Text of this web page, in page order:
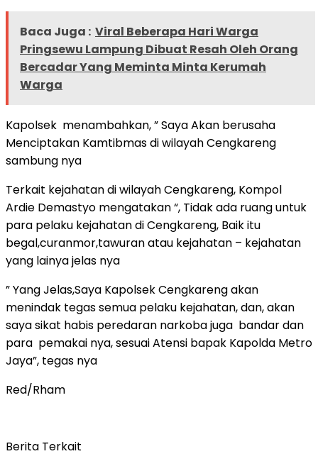
Baca Juga : Viral Beberapa Hari Warga
Pringsewu Lampung Dibuat Resah Oleh Orang
Bercadar Yang Meminta Minta Kerumah
Warga
Kapolsek menambahkan, ” Saya Akan berusaha
Menciptakan Kamtibmas di wilayah Cengkareng
sambung nya
Terkait kejahatan di wilayah Cengkareng, Kompol
Ardie Demastyo mengatakan “, Tidak ada ruang untuk
para pelaku kejahatan di Cengkareng, Baik itu
begal,curanmor,tawuran atau kejahatan – kejahatan
yang lainya jelas nya
” Yang Jelas,Saya Kapolsek Cengkareng akan
menindak tegas semua pelaku kejahatan, dan, akan
saya sikat habis peredaran narkoba juga bandar dan
para pemakai nya, sesuai Atensi bapak Kapolda Metro
Jaya”, tegas nya
Red/Rham
Berita Terkait